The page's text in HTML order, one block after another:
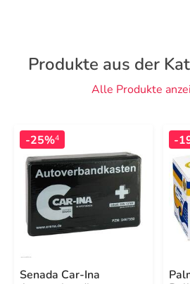
Produkte aus der
Alle Produkte
-25%4
Senada Car-Ina
-